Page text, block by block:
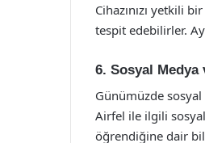
Cihazınızı yetkili
tespit edebilirler.
6. Sosyal Medya
Günümüzde
Airfel ile ilgili sosyal
öğrendiğine dair